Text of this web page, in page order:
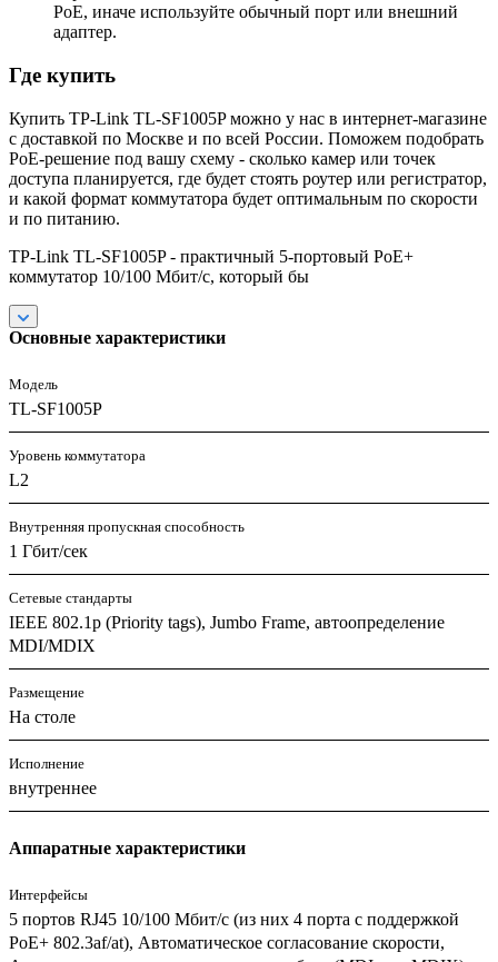
PoE, иначе используйте обычный порт или внешний
адаптер.
Где купить
Купить TP-Link TL-SF1005P можно у нас в интернет-магазине
с доставкой по Москве и по всей России. Поможем подобрать
PoE-решение под вашу схему - сколько камер или точек
доступа планируется, где будет стоять роутер или регистратор,
и какой формат коммутатора будет оптимальным по скорости
и по питанию.
TP-Link TL-SF1005P - практичный 5-портовый PoE+
коммутатор 10/100 Мбит/с, который бы
Основные характеристики
Модель
TL-SF1005P
Уровень коммутатора
L2
Внутренняя пропускная способность
1 Гбит/сек
Сетевые стандарты
IEEE 802.1p (Priority tags), Jumbo Frame, автоопределение
MDI/MDIX
Размещение
На столе
Исполнение
внутреннее
Аппаратные характеристики
Интерфейсы
5 портов RJ45 10/100 Мбит/с (из них 4 порта с поддержкой
PoE+ 802.3af/at), Автоматическое согласование скорости,